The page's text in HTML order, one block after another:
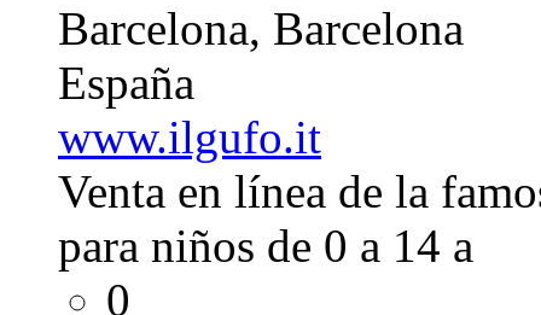
Barcelona, Barcelona
España
www.ilgufo.it
Venta en línea de la
para niños de 0 a 14 a
0